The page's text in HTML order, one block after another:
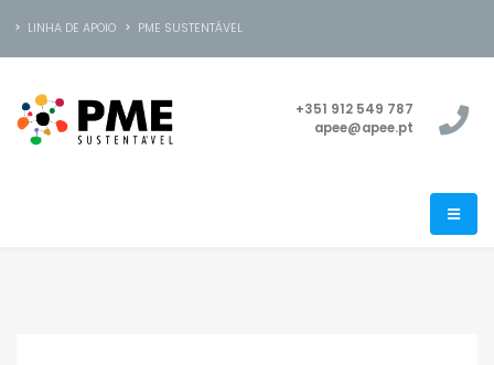
LINHA DE APOIO PME SUSTENTÁVEL
+351 912 549 787
apee@apee.pt